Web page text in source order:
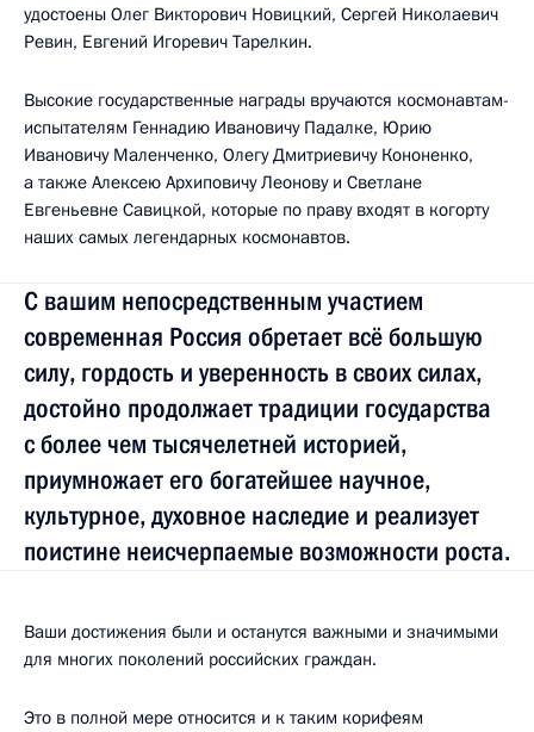
удостоены Олег Викторович Новицкий, Сергей Николаевич
Ревин, Евгений Игоревич Тарелкин.
Высокие государственные награды вручаются космонавтам-
испытателям Геннадию Ивановичу Падалке, Юрию
Ивановичу Маленченко, Олегу Дмитриевичу Кононенко,
а также Алексею Архиповичу Леонову и Светлане
Евгеньевне Савицкой, которые по праву входят в когорту
наших самых легендарных космонавтов.
С вашим непосредственным участием
современная Россия обретает всё большую
силу, гордость и уверенность в своих силах,
достойно продолжает традиции государства
с более чем тысячелетней историей,
приумножает его богатейшее научное,
культурное, духовное наследие и реализует
поистине неисчерпаемые возможности роста.
Ваши достижения были и останутся важными и значимыми
для многих поколений российских граждан.
Это в полной мере относится и к таким корифеям